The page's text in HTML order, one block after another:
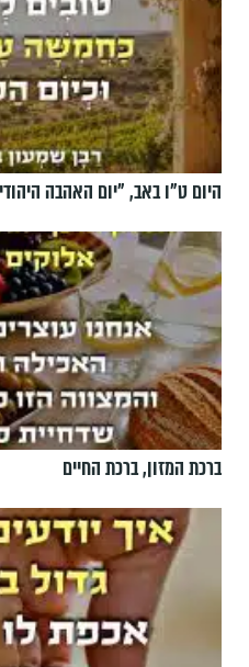
היום ט"ו באב, ”יום האהבה
ברכת המזון, ברכת החיים